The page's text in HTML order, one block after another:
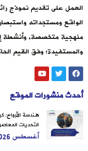
العمل على تقديم نموذج
الواقع ومستجداته
منهجية متخصصة، وأنشطة
والمستفيدة؛ وفق القيم
أحدث منشورات الموقع
هندسة الأرواح:
التحديات
أغسطس 05,2026